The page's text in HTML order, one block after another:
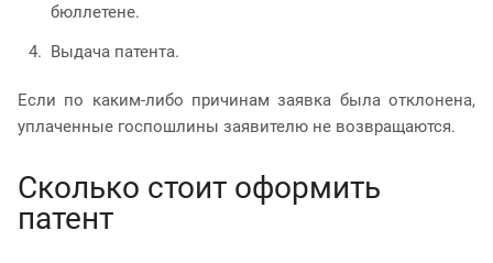
бюллетене.
Выдача патента.
Если по каким-либо причинам заявка была отклонена,
уплаченные госпошлины заявителю не возвращаются.
Сколько стоит оформить
патент